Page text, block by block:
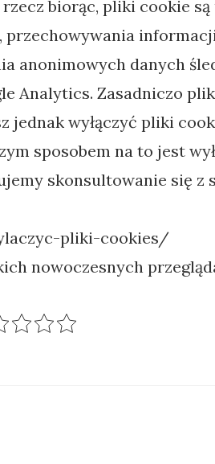
biorąc, pliki cookie są
anonimowych danych
Analytics. Zasadniczo
jednak wyłączyć pliki
sposobem na to jest
skonsultowanie się z
pliki-cookies/
nowoczesnych